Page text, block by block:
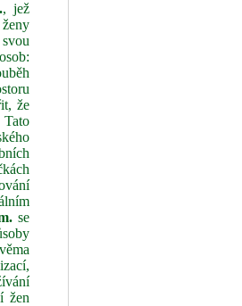
, jež
že
se
žen